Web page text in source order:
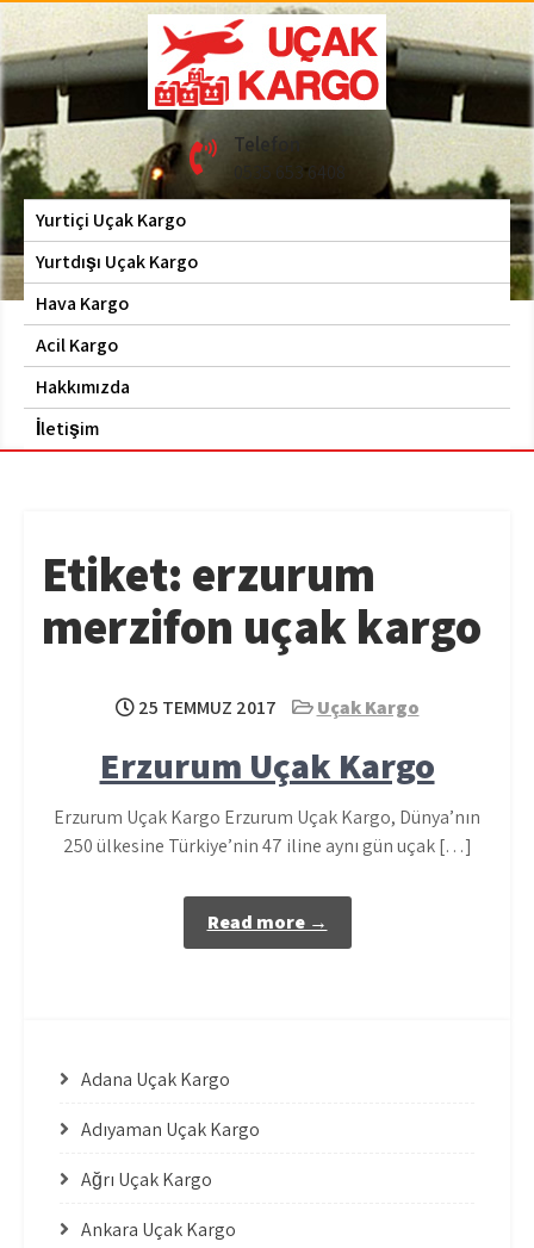
Skip
to
content
Hava Kargo | Acil Kargo
| 0535 653 6408
Uçak Kargo Telefon
0535 653 6408
Yurtiçi Uçak Kargo
Yurtdışı Uçak Kargo
Hava Kargo
Acil Kargo
Hakkımızda
İletişim
Etiket: erzurum
merzifon uçak kargo
25 TEMMUZ 2017 Uçak Kargo
Erzurum Uçak Kargo
Erzurum Uçak Kargo Erzurum Uçak Kargo, Dünya’nın
250 ülkesine Türkiye’nin 47 iline aynı gün uçak […]
Read more →
Adana Uçak Kargo
Adıyaman Uçak Kargo
Ağrı Uçak Kargo
Ankara Uçak Kargo